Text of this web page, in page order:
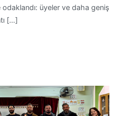
odaklandı: üyeler ve daha geniş
[…]